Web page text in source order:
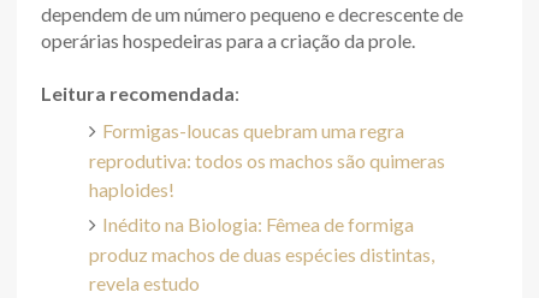
dependem de um número pequeno e decrescente de
operárias hospedeiras para a criação da prole.
Leitura recomendada:
Formigas-loucas quebram uma regra
reprodutiva: todos os machos são quimeras
haploides!
Inédito na Biologia: Fêmea de formiga
produz machos de duas espécies distintas,
revela estudo